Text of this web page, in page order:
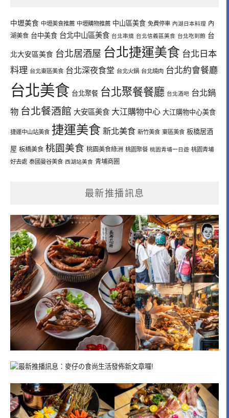
中壢美食 中壢美食推薦 中壢購物推薦 中山區美食 免費停車 內湖日本料理 內
湖美食 台中美食 台北中山區美食 台北串燒 台北信義區美食 台北吃到飽 台
北大安區美食 台北居酒屋 台北捷運美食 台北日本
料理 台北東區美食 台北深夜食堂 台北火鍋 台北燒肉 台北約會餐廳
台北美食 台北聚餐 台北聚餐餐廳 台北酒吧 台北鍋
物 台北餐酒館 大安區美食 大江購物中心 大江購物中心美食
捷運中山站美食 捷運美食 新北美食 新竹美食 東區美食 板橋居酒
屋 板橋美食 桃園美食 桃園美食綠洲 桃園聚餐 桃園青埔一日遊 桃園青埔
好去處 泰國曼谷美食 西湖站美食 青埔商圈
最新推播訊息